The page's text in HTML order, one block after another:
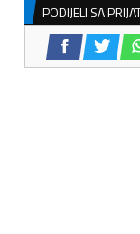
PODIJELI SA